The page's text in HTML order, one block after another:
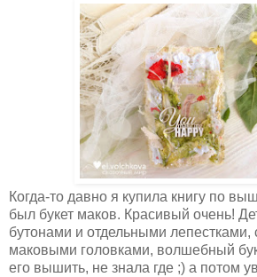
Когда-то давно я купила книгу по
был букет маков. Красивый очень!
бутонами и отдельными лепестками,
маковыми головками, волшебный
его вышить, не знала где ;) а потом